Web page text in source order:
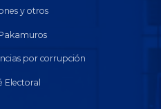
y otros
por corrupción
Electoral